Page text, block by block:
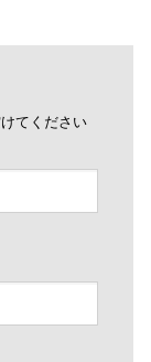
てください